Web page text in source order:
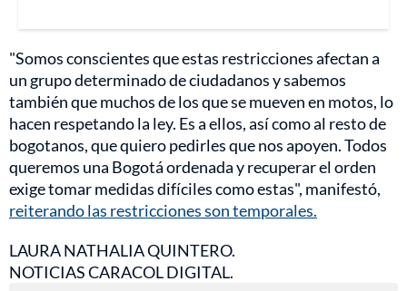
"Somos conscientes que estas restricciones afectan a
un grupo determinado de ciudadanos y sabemos
también que muchos de los que se mueven en motos, lo
hacen respetando la ley. Es a ellos, así como al resto de
bogotanos, que quiero pedirles que nos apoyen. Todos
queremos una Bogotá ordenada y recuperar el orden
exige tomar medidas difíciles como estas", manifestó,
reiterando las restricciones son temporales.
LAURA NATHALIA QUINTERO.
NOTICIAS CARACOL DIGITAL.